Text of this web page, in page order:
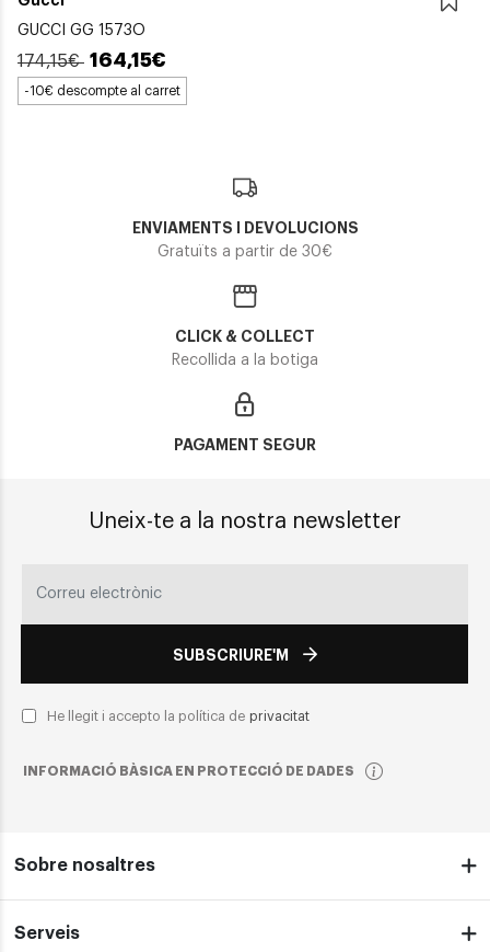
GUCCI GG 1573O
174,15€ 164,15€
-10€ descompte al carret
ENVIAMENTS I DEVOLUCIONS
Gratuïts a partir de 30€
CLICK & COLLECT
Recollida a la botiga
PAGAMENT SEGUR
Uneix-te a la nostra newsletter
SUBSCRIURE'M
He llegit i accepto la política de privacitat
INFORMACIÓ BÀSICA EN PROTECCIÓ DE DADES
Sobre nosaltres
Serveis